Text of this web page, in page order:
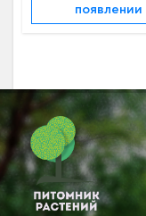
появлении